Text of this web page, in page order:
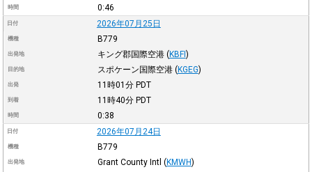
時間 0:46
日付 2026年07月25日
機種 B779
出発地 キング郡国際空港 (KBFI )
目的地 スポケーン国際空港 (KGEG)
出発 11時01分 PDT
到着 11時40分 PDT
時間 0:38
日付 2026年07月24日
機種 B779
出発地 Grant County Intl (KMWH)